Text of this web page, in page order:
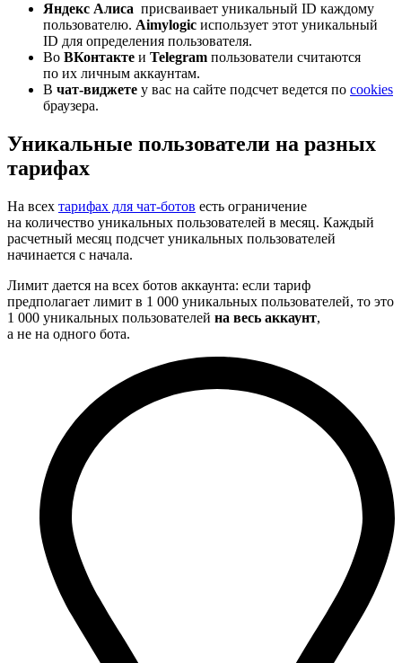
Яндекс Алиса присваивает уникальный ID каждому
пользователю. Aimylogic использует этот уникальный
ID для определения пользователя.
Во ВКонтакте и Telegram пользователи считаются
по их личным аккаунтам.
В чат-виджете у вас на сайте подсчет ведется по cookies
браузера.
Уникальные пользователи на разных
тарифах
На всех тарифах для чат-ботов есть ограничение
на количество уникальных пользователей в месяц. Каждый
расчетный месяц подсчет уникальных пользователей
начинается с начала.
Лимит дается на всех ботов аккаунта: если тариф
предполагает лимит в 1 000 уникальных пользователей, то это
1 000 уникальных пользователей на весь аккаунт,
а не на одного бота.